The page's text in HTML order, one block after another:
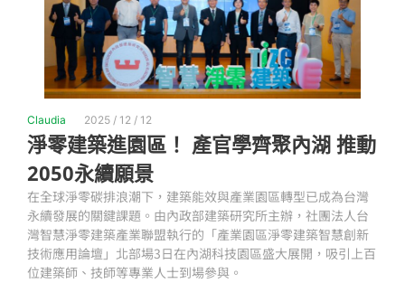
Claudia 2025 / 12 / 12
淨零建築進園區！ 產官學齊聚內湖 推動
2050永續願景
在全球淨零碳排浪潮下，建築能效與產業園區轉型已成為台灣
永續發展的關鍵課題。由內政部建築研究所主辦，社團法人台
灣智慧淨零建築產業聯盟執行的「產業園區淨零建築智慧創新
技術應用論壇」北部場3日在內湖科技園區盛大展開，吸引上百
位建築師、技師等專業人士到場參與。